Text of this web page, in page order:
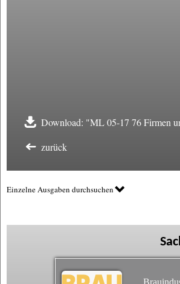
Download: "ML 05-17 76 Firmen
zurück
Einzelne Ausgaben durchsuchen